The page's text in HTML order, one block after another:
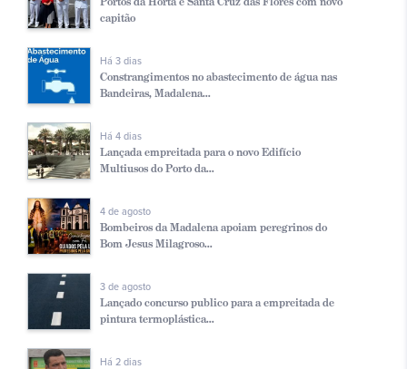
capitão
Há 3 dias
Constrangimentos no abastecimento de água nas
Bandeiras, Madalena...
Há 4 dias
Lançada empreitada para o novo Edifício
Multiusos do Porto da...
4 de agosto
Bombeiros da Madalena apoiam peregrinos do
Bom Jesus Milagroso...
3 de agosto
Lançado concurso publico para a empreitada de
pintura termoplástica...
Há 2 dias